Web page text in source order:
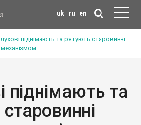
uk ru en
піднімають та рятують старовинні
піднімають та